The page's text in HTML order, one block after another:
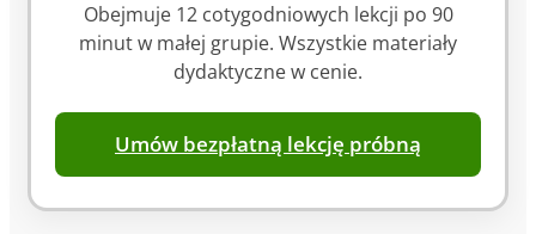
Obejmuje 12 cotygodniowych lekcji po 90
minut w małej grupie. Wszystkie materiały
dydaktyczne w cenie.
Umów bezpłatną lekcję próbną